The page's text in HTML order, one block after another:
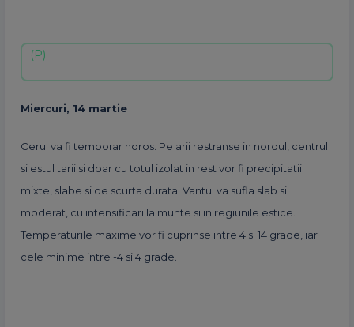
Miercuri, 14 martie
Cerul va fi temporar noros. Pe arii restranse in nordul, centrul
si estul tarii si doar cu totul izolat in rest vor fi precipitatii
mixte, slabe si de scurta durata. Vantul va sufla slab si
moderat, cu intensificari la munte si in regiunile estice.
Temperaturile maxime vor fi cuprinse intre 4 si 14 grade, iar
cele minime intre -4 si 4 grade.